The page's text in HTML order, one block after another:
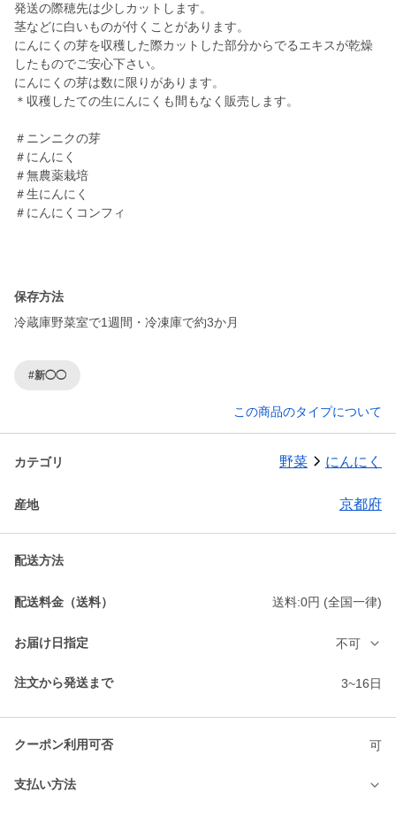
発送の際穂先は少しカットします。
茎などに白いものが付くことがあります。
にんにくの芽を収穫した際カットした部分からでるエキスが乾燥
したものでご安心下さい。
にんにくの芽は数に限りがあります。
＊収穫したての生にんにくも間もなく販売します。
＃ニンニクの芽
＃にんにく
＃無農薬栽培
＃生にんにく
＃にんにくコンフィ
保存方法
冷蔵庫野菜室で1週間・冷凍庫で約3か月
#新◯◯
この商品のタイプについて
カテゴリ 野菜 にんにく
産地 京都府
配送方法
配送料金（送料） 送料:0円 (全国一律)
お届け日指定 不可
注文から発送まで 3~16日
クーポン利用可否 可
支払い方法